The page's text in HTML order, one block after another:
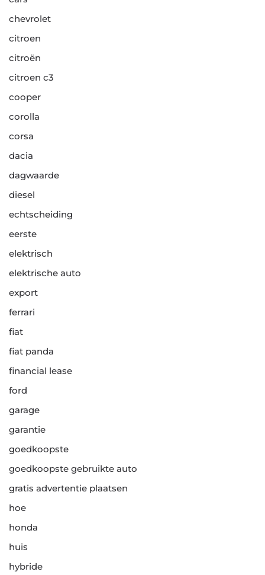
chevrolet
citroen
citroën
citroen c3
cooper
corolla
corsa
dacia
dagwaarde
diesel
echtscheiding
eerste
elektrisch
elektrische auto
export
ferrari
fiat
fiat panda
financial lease
ford
garage
garantie
goedkoopste
goedkoopste gebruikte auto
gratis advertentie plaatsen
hoe
honda
huis
hybride